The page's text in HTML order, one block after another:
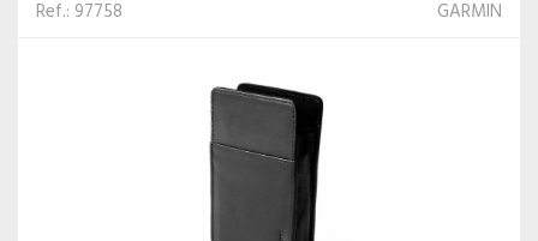
Ref.: 97758 GARMIN